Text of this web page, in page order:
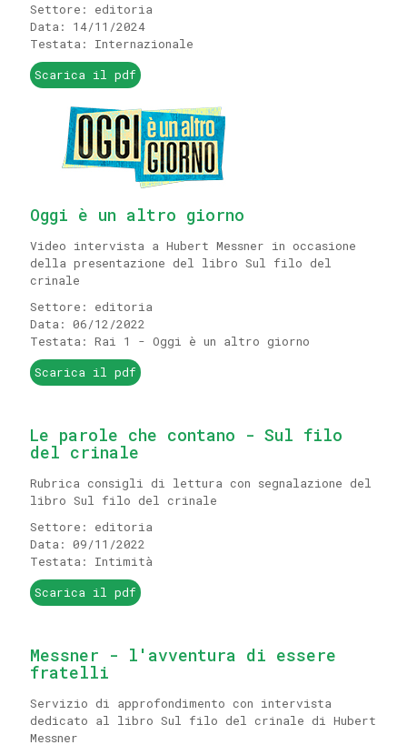
Settore: editoria
Data: 14/11/2024
Testata: Internazionale
Scarica il pdf
Oggi è un altro giorno
Video intervista a Hubert Messner in occasione
della presentazione del libro Sul filo del
crinale
Settore: editoria
Data: 06/12/2022
Testata: Rai 1 - Oggi è un altro giorno
Scarica il pdf
Le parole che contano - Sul filo
del crinale
Rubrica consigli di lettura con segnalazione del
libro Sul filo del crinale
Settore: editoria
Data: 09/11/2022
Testata: Intimità
Scarica il pdf
Messner - l'avventura di essere
fratelli
Servizio di approfondimento con intervista
dedicato al libro Sul filo del crinale di Hubert
Messner